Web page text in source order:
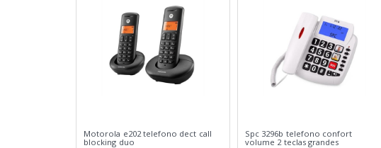
Motorola e202 telefono dect call
blocking duo
Spc 3296b telefono confort
volume 2 teclas grandes